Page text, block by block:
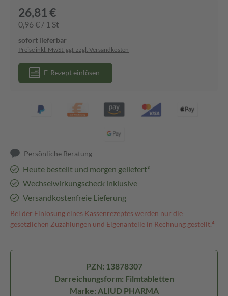
26,81 €
0,96 € / 1 St
sofort lieferbar
Preise inkl. MwSt. ggf. zzgl. Versandkosten
E-Rezept einlösen
Persönliche Beratung
Heute bestellt und morgen geliefert³
Wechselwirkungscheck inklusive
Versandkostenfreie Lieferung
Bei der Einlösung eines Kassenrezeptes werden nur die
gesetzlichen Zuzahlungen und Eigenanteile in Rechnung gestellt.⁴
PZN: 13878307
Darreichungsform: Filmtabletten
Marke: ALIUD PHARMA